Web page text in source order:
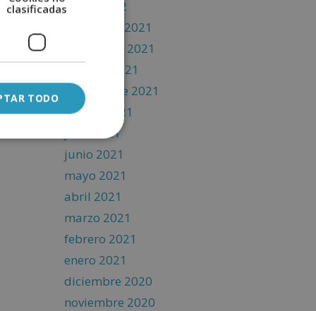
enero 2022
diciembre 2021
noviembre 2021
octubre 2021
septiembre 2021
agosto 2021
julio 2021
junio 2021
mayo 2021
abril 2021
marzo 2021
febrero 2021
enero 2021
diciembre 2020
noviembre 2020
clasificadas
TODO